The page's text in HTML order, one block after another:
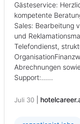
Gästeservice:
kompetente
Sales: Bearbeitung
und
Telefondienst,
Abrechnungen
Support:......
Juli 30